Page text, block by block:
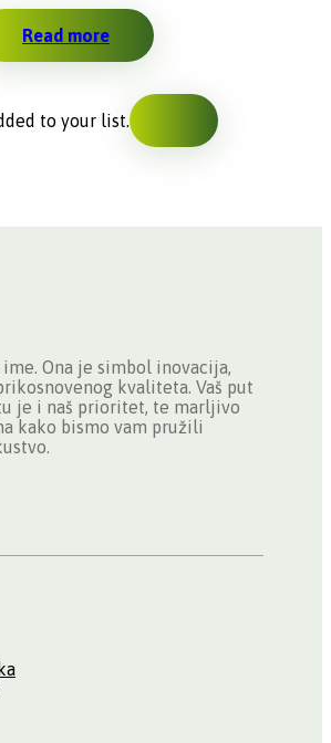
Read more
to your list.
Ona je simbol inovacija,
kvaliteta. Vaš put
je i naš prioritet, te marljivo
kako bismo vam pružili